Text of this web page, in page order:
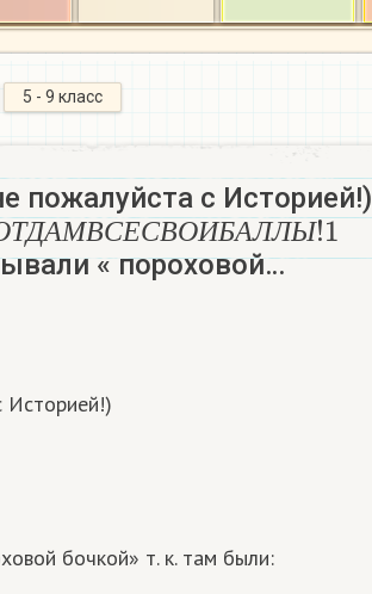
5 - 9 класс
пожалуйста с Историей!)
ТДАМ В СЕ С В ОИБАЛЛ Ы
ТДАМВСЕСВОИБАЛЛЫ!1
« пороховой…
Историей!)
бочкой» т. к. там были: